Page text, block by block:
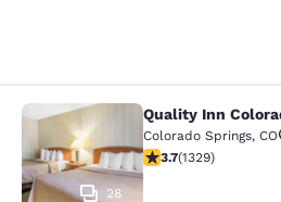
Quality Inn
28
Quality Inn
Colorado Springs, CO
calificación de 3.72
3.7(1329)